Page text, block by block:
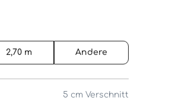
2,70 m Andere
5 cm Verschnitt